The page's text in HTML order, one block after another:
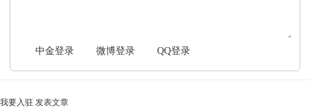
中金登录 微博登录 QQ登录
我要入驻 发表文章